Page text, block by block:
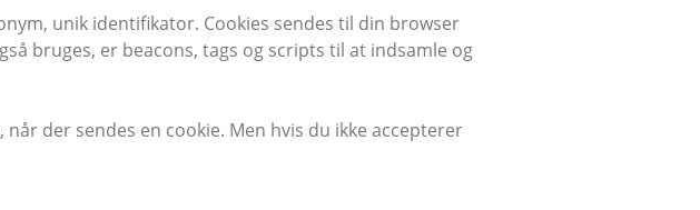
unik identifikator. Cookies sendes til din browser
bruges, er beacons, tags og scripts til at indsamle og
der sendes en cookie. Men hvis du ikke accepterer